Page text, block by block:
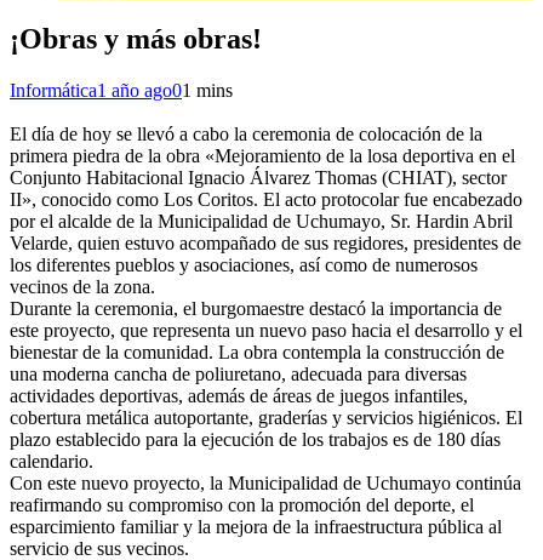
¡Obras y más obras!
Informática1 año ago01 mins
El día de hoy se llevó a cabo la ceremonia de colocación de la
primera piedra de la obra «Mejoramiento de la losa deportiva en el
Conjunto Habitacional Ignacio Álvarez Thomas (CHIAT), sector
II», conocido como Los Coritos. El acto protocolar fue encabezado
por el alcalde de la Municipalidad de Uchumayo, Sr. Hardin Abril
Velarde, quien estuvo acompañado de sus regidores, presidentes de
los diferentes pueblos y asociaciones, así como de numerosos
vecinos de la zona.
Durante la ceremonia, el burgomaestre destacó la importancia de
este proyecto, que representa un nuevo paso hacia el desarrollo y el
bienestar de la comunidad. La obra contempla la construcción de
una moderna cancha de poliuretano, adecuada para diversas
actividades deportivas, además de áreas de juegos infantiles,
cobertura metálica autoportante, graderías y servicios higiénicos. El
plazo establecido para la ejecución de los trabajos es de 180 días
calendario.
Con este nuevo proyecto, la Municipalidad de Uchumayo continúa
reafirmando su compromiso con la promoción del deporte, el
esparcimiento familiar y la mejora de la infraestructura pública al
servicio de sus vecinos.